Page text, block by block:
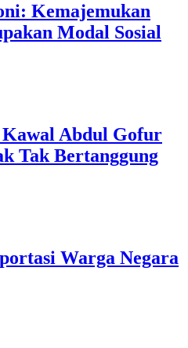
Kemajemukan
Modal Sosial
Kawal Abdul Gofur
Tak Bertanggung
Warga Negara